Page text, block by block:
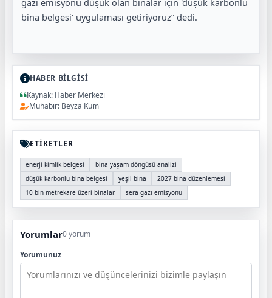
bina belgesi' uygulaması getiriyoruz” dedi.
HABER BİLGİSİ
Kaynak: Haber Merkezi
Muhabir: Beyza Kum
ETİKETLER
enerji kimlik belgesi
bina yaşam döngüsü analizi
düşük karbonlu bina belgesi
yeşil bina
2027 bina düzenlemesi
10 bin metrekare üzeri binalar
sera gazı emisyonu
Yorumlar0 yorum
Yorumunuz